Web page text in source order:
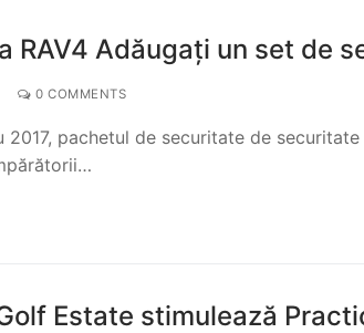
RAV4 Adăugați un set de
0 COMMENTS
pachetul de securitate de
Estate stimulează